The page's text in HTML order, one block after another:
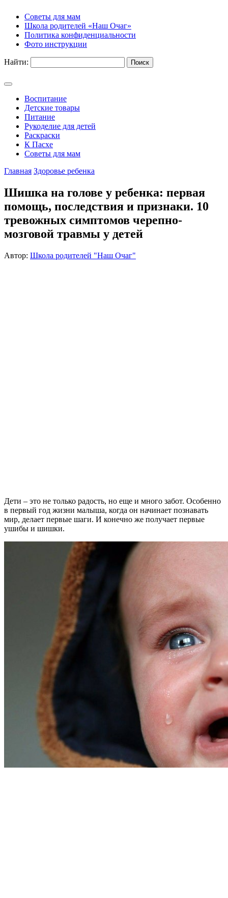
Советы для мам
Школа родителей «Наш Очаг»
Политика конфиденциальности
Фото инструкции
Найти:
Воспитание
Детские товары
Питание
Рукоделие для детей
Раскраски
К Пасхе
Советы для мам
Главная Здоровье ребенка
Шишка на голове у ребенка: первая
помощь, последствия и признаки. 10
тревожных симптомов черепно-
мозговой травмы у детей
Автор: Школа родителей "Наш Очаг"
Дети – это не только радость, но еще и много забот. Особенно
в первый год жизни малыша, когда он начинает познавать
мир, делает первые шаги. И конечно же получает первые
ушибы и шишки.